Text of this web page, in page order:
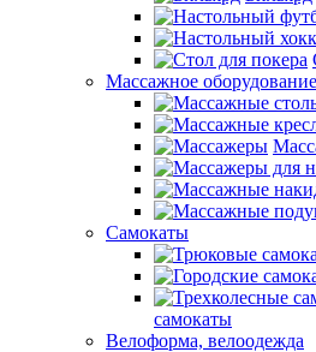
Массажное оборудование
Самокаты
самокаты
Велоформа, велоодежда